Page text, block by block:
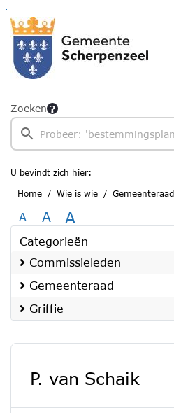
Ga naar de inhoud van deze pagina
Ga naar het zoeken
Ga naar het menu
Zoeken
U bevindt zich hier:
Home
Wie is wie Gemeenteraad
A A A
Categorieën
Commissieleden
Gemeenteraad
Griffie
P. van Schaik